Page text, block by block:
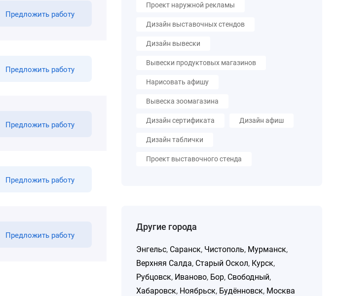
Предложить работу
Предложить работу
Предложить работу
Предложить работу
Предложить работу
Проект наружной рекламы
Дизайн выставочных стендов
Дизайн вывески
Вывески продуктовых магазинов
Нарисовать афишу
Вывеска зоомагазина
Дизайн сертификата Дизайн афиш
Дизайн таблички
Проект выставочного стенда
Другие города
Энгельс, Саранск, Чистополь, Мурманск,
Верхняя Салда, Старый Оскол, Курск,
Рубцовск, Иваново, Бор, Свободный,
Хабаровск, Ноябрьск, Будённовск, Москва